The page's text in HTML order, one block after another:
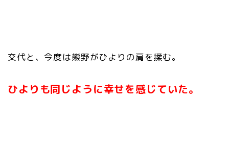
交代と、今度は熊野がひよりの肩を揉む。
ひよりも同じように幸せを感じていた。